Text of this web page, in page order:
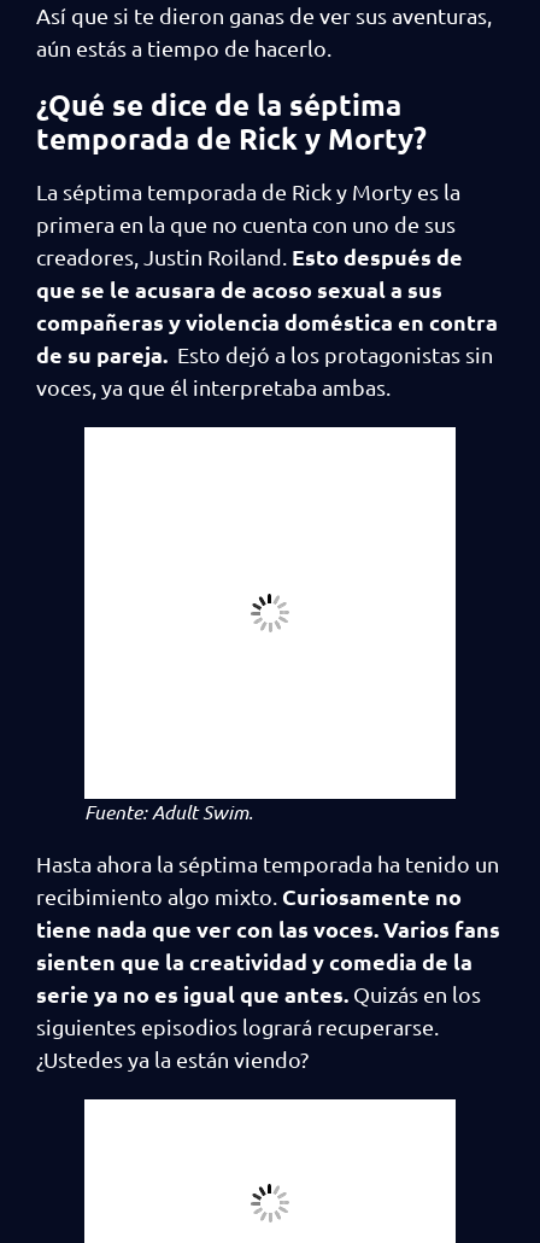
Así que si te dieron ganas de ver sus aventuras,
aún estás a tiempo de hacerlo.
¿Qué se dice de la séptima
temporada de Rick y Morty?
La séptima temporada de Rick y Morty es la
primera en la que no cuenta con uno de sus
creadores, Justin Roiland. Esto después de
que se le acusara de acoso sexual a sus
compañeras y violencia doméstica en contra
de su pareja. Esto dejó a los protagonistas sin
voces, ya que él interpretaba ambas.
Fuente: Adult Swim.
Hasta ahora la séptima temporada ha tenido un
recibimiento algo mixto. Curiosamente no
tiene nada que ver con las voces. Varios fans
sienten que la creatividad y comedia de la
serie ya no es igual que antes. Quizás en los
siguientes episodios logrará recuperarse.
¿Ustedes ya la están viendo?